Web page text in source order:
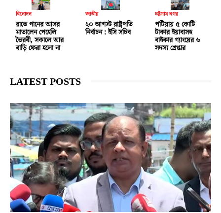
বিনোদন
রাতে গানের আসর
মাতালেন পেহেলি
ভৈরবী, সকালে আর
বাড়ি ফেরা হলো না
জাতীয়
২০ আগস্ট রাষ্ট্রপতি
নির্বাচন : ইসি সচিব
চট্টগ্রাম নগর
পটিয়ায় ৫ কোটি
টাকার ইয়াবাসহ
বাইকার গ্যাংয়ের ৬
সদস্য গ্রেপ্তার
LATEST POSTS